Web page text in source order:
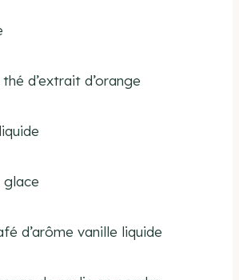
d’extrait d’orange
glace
d’arôme vanille liquide